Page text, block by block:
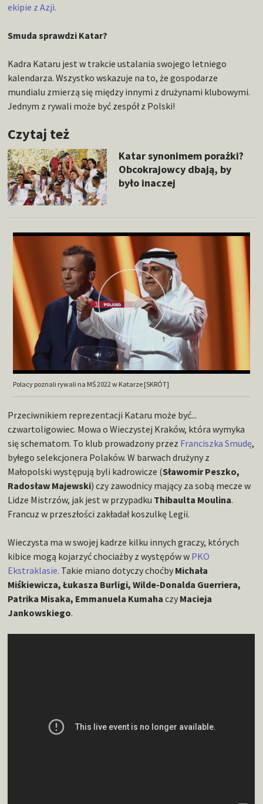
ekipie z Azji.
Smuda sprawdzi Katar?
Kadra Kataru jest w trakcie ustalania swojego letniego
kalendarza. Wszystko wskazuje na to, że gospodarze
mundialu zmierzą się między innymi z drużynami klubowymi.
Jednym z rywali może być zespół z Polski!
Czytaj też
Katar synonimem porażki?
Obcokrajowcy dbają, by
było inaczej
Polacy poznali rywali na MŚ 2022 w Katarze [SKRÓT]
Przeciwnikiem reprezentacji Kataru może być...
czwartoligowiec. Mowa o Wieczystej Kraków, która wymyka
się schematom. To klub prowadzony przez Franciszka Smudę,
byłego selekcjonera Polaków. W barwach drużyny z
Małopolski występują byli kadrowicze (Sławomir Peszko,
Radosław Majewski) czy zawodnicy mający za sobą mecze w
Lidze Mistrzów, jak jest w przypadku Thibaulta Moulina.
Francuz w przeszłości zakładał koszulkę Legii.
Wieczysta ma w swojej kadrze kilku innych graczy, których
kibice mogą kojarzyć chociażby z występów w PKO
Ekstraklasie. Takie miano dotyczy choćby Michała
Miśkiewicza, Łukasza Burligi, Wilde-Donalda Guerriera,
Patrika Misaka, Emmanuela Kumaha czy Macieja
Jankowskiego.